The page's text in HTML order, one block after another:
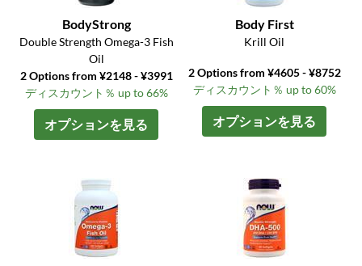
BodyStrong
Double Strength Omega-3 Fish
Oil
2 Options from ¥2148 - ¥3991
ディスカウント％ up to 66%
オプションを見る
Body First
Krill Oil
2 Options from ¥4605 - ¥8752
ディスカウント％ up to 60%
オプションを見る